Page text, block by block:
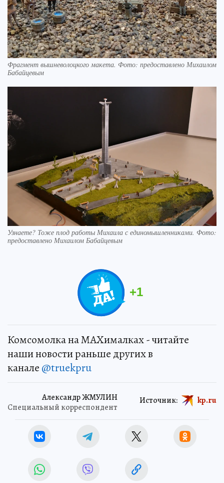
Фрагмент вышневолоцкого макета. Фото: предоставлено Михаилом
Бабайцевым
Узнаете? Тоже плод работы Михаила с единомышленниками. Фото:
предоставлено Михаилом Бабайцевым
+1
Комсомолка на MAXималках - читайте
наши новости раньше других в
канале @truekpru
Александр ЖМУЛИН
Специальный корреспондент
Источник: kp.ru